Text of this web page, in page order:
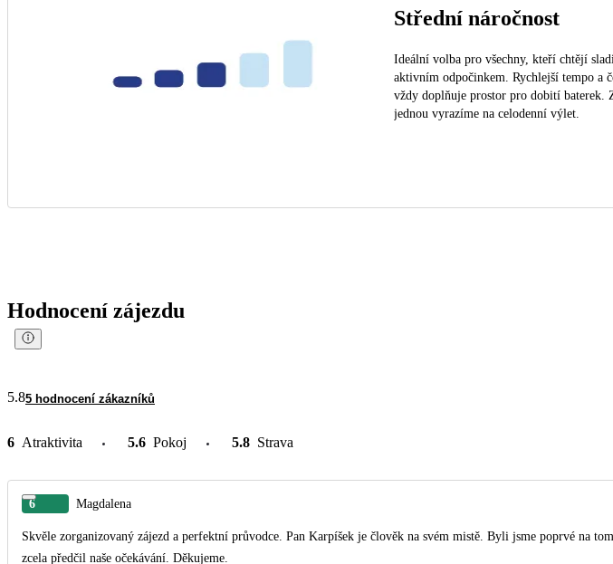
Střední náročnost
Ideální volba pro všechny, kteří chtějí
aktivním odpočinkem. Rychlejší tempo a
vždy doplňuje prostor pro dobití baterek.
jednou vyrazíme na celodenní výlet.
Hodnocení zájezdu
5.85 hodnocení zákazníků
6 Atraktivita 5.6 Pokoj 5.8 Strava
6 Magdalena
Skvěle zorganizovaný zájezd a perfektní průvodce. Pan Karpíšek je člověk na svém mistě. Byli jsme poprvé na
zcela předčil naše očekávání. Děkujeme.